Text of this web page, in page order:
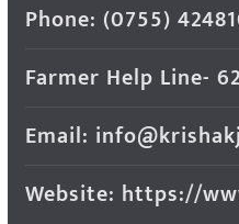
Phone: (0755)
Farmer Help Line-
Email:
Website: https://